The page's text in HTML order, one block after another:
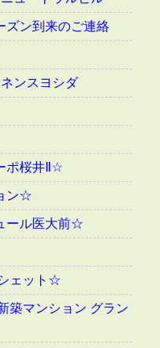
ズン到来のご連絡
ンスヨシダ
ポ桜井Ⅱ☆
ン☆
ール医大前☆
ェット☆
築マンション グラン